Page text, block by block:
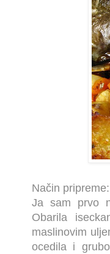
Način pripreme:
Ja sam prvo
Obarila
maslinovim
ocedila i